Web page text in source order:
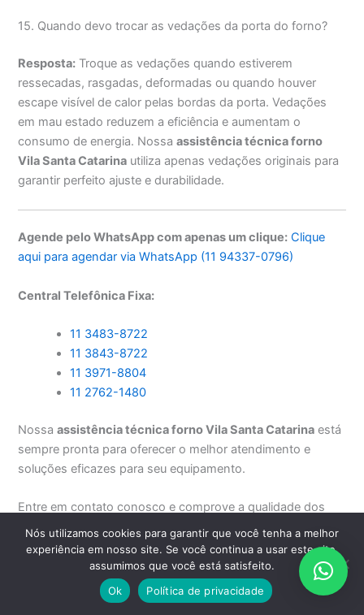
15. Quando devo trocar as vedações da porta do forno?
Resposta: Troque as vedações quando estiverem
ressecadas, rasgadas, deformadas ou quando houver
escape visível de calor pelas bordas da porta. Vedações
em mau estado reduzem a eficiência e aumentam o
consumo de energia. Nossaassistência técnica forno
Vila Santa Catarina utiliza apenas vedações originais para
garantir perfeito ajuste e durabilidade.
Agende pelo WhatsApp com apenas um clique: Clique
aqui para agendar via WhatsApp (11 94337-0796)
Central Telefônica Fixa:
11 3483-8722
11 3843-8722
11 3971-8804
11 2762-1480
Nossaassistência técnica forno Vila Santa Catarina está
sempre pronta para oferecer o melhor atendimento e
soluções eficazes para seu equipamento.
Entre em contato conosco e comprove a qualidade dos
nossos serviços!
Precisando instalar, consertar, reparar ou fazer a
manutenção dos seus eletrodomésticos importados ou
nacionais, fale com a
Electroserve São Paulo.
Nós utilizamos cookies para garantir que você tenha a melhor
experiência em nosso site. Se você continua a usar este site,
assumimos que você está satisfeito.
Ok
Política de privacidade